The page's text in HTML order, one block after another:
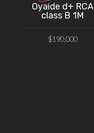
Oyaide d+ RCA
class B 1M
$190,000